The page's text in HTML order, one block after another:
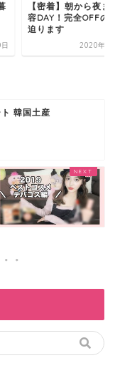
【密着】朝から夜ま
容DAY！完全OFFの
迫ります
2020年1
韓国土産